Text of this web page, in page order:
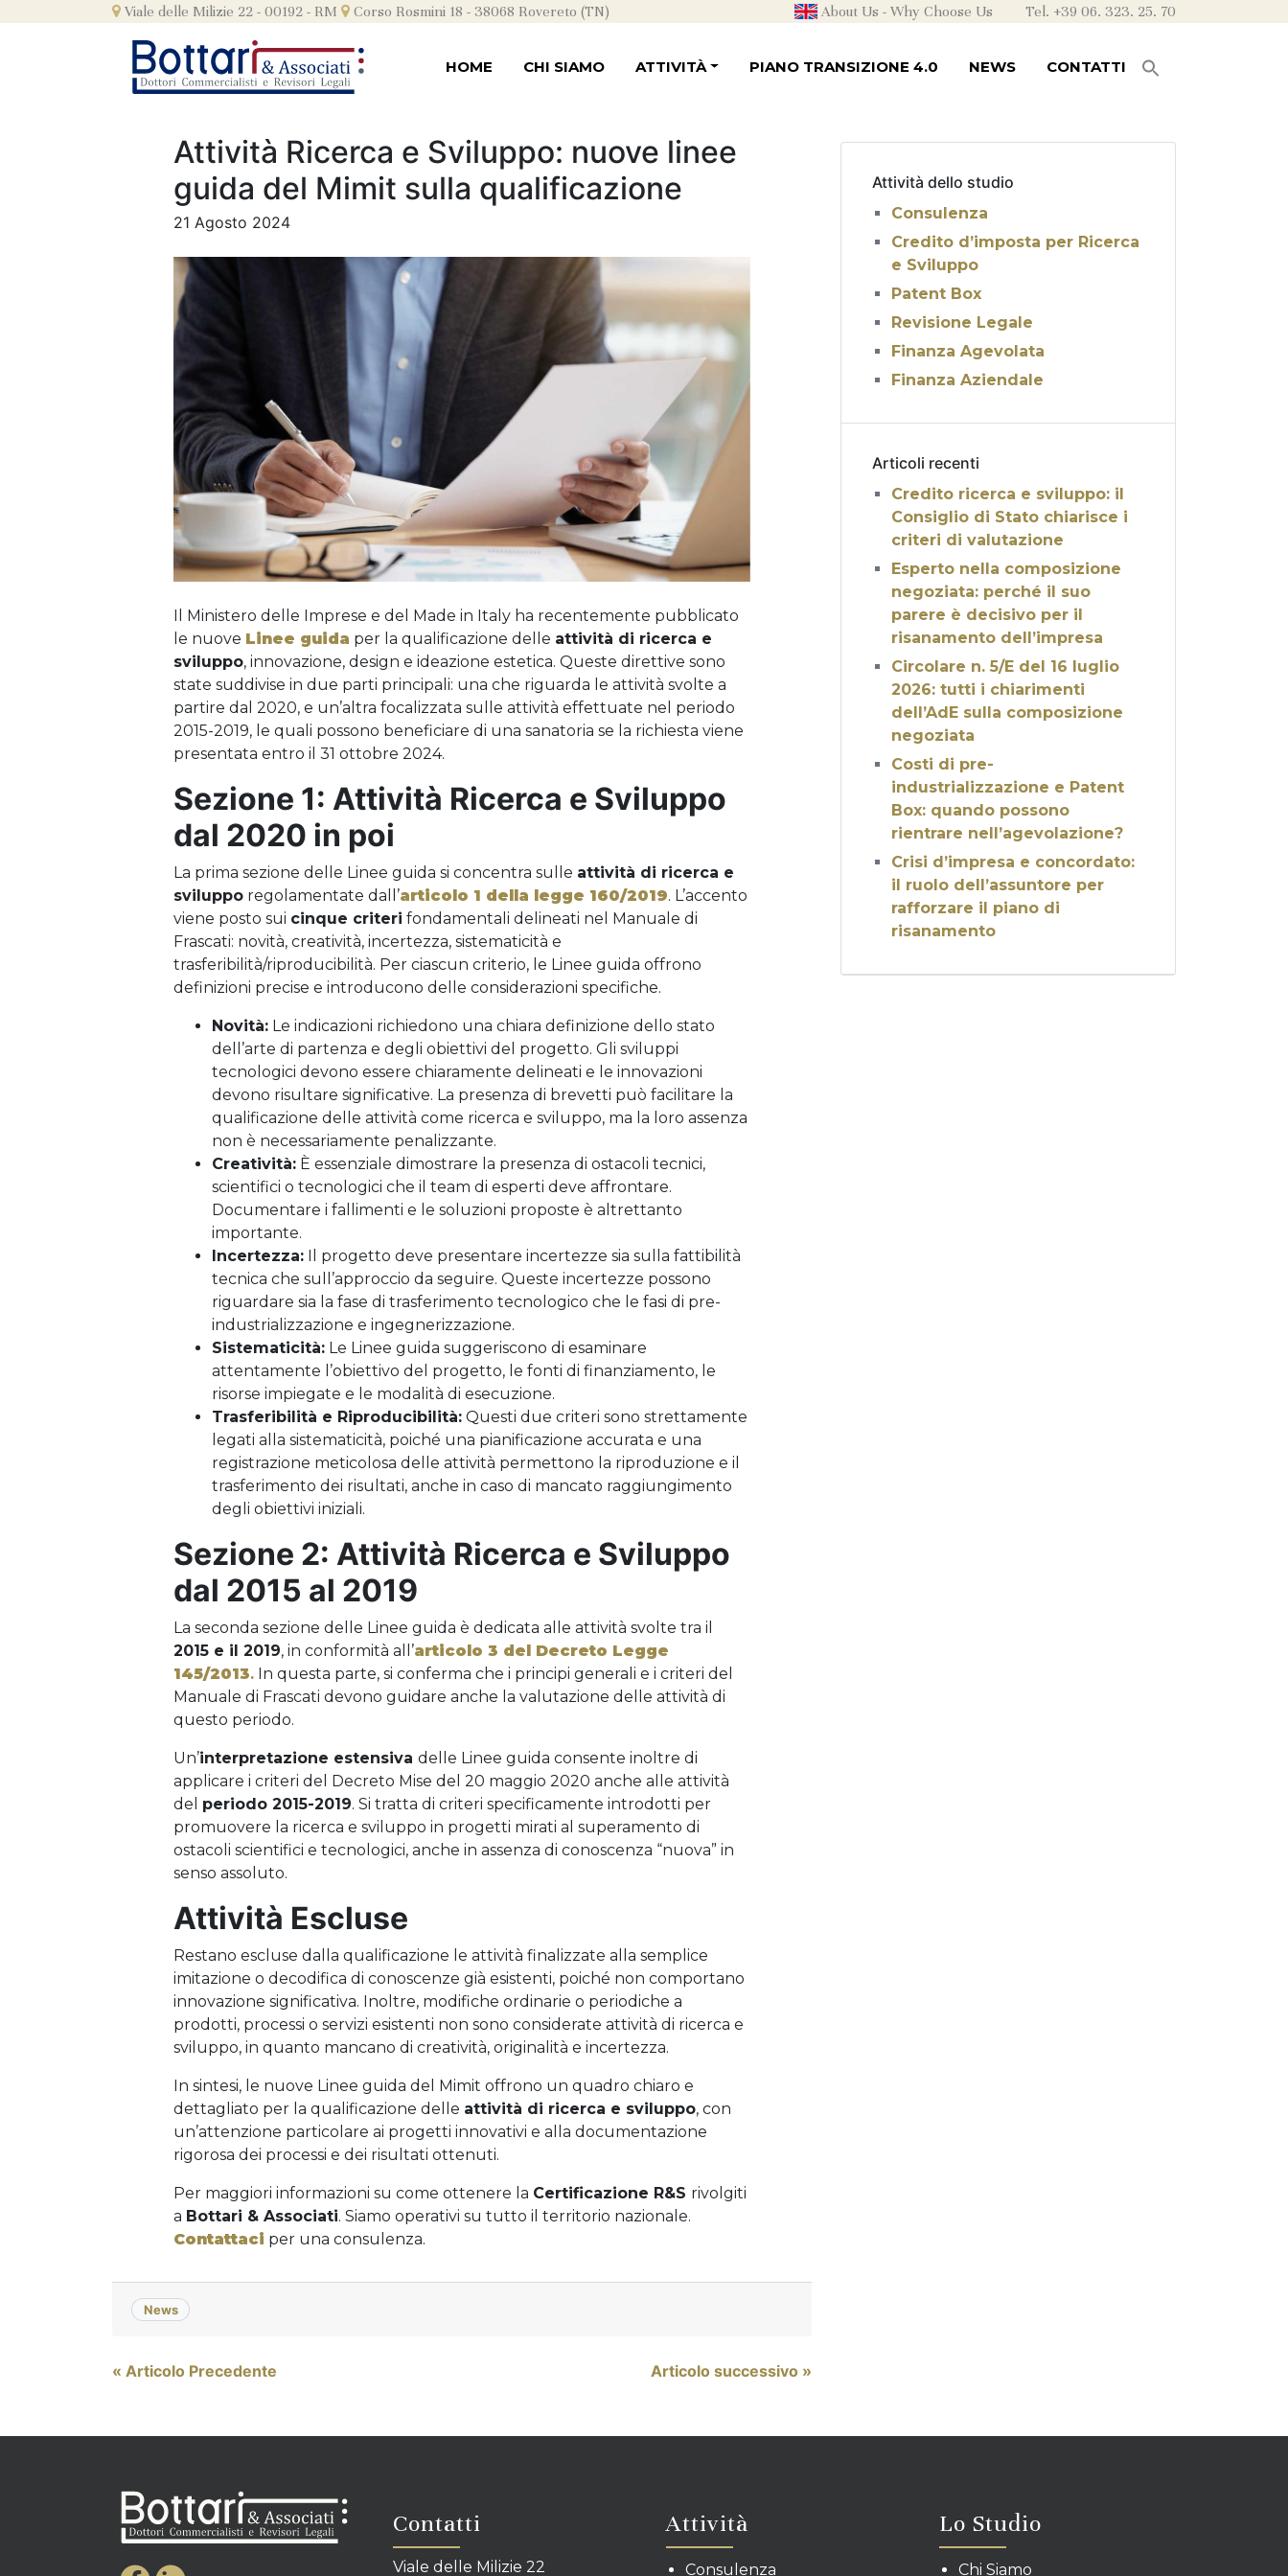
Viale delle Milizie 22 - 00192 - RM Corso Rosmini 18 - 38068 Rovereto (TN) About Us - Why Choose Us Tel. +39 06. 323. 25. 70
HOME CHI SIAMO ATTIVITÀ PIANO TRANSIZIONE 4.0 NEWS CONTATTI
Attività Ricerca e Sviluppo: nuove linee
guida del Mimit sulla qualificazione
21 Agosto 2024
Il Ministero delle Imprese e del Made in Italy ha recentemente pubblicato
le nuove Linee guida per la qualificazione delle attività di ricerca e
sviluppo, innovazione, design e ideazione estetica. Queste direttive sono
state suddivise in due parti principali: una che riguarda le attività svolte a
partire dal 2020, e un’altra focalizzata sulle attività effettuate nel periodo
2015-2019, le quali possono beneficiare di una sanatoria se la richiesta viene
presentata entro il 31 ottobre 2024.
Sezione 1: Attività Ricerca e Sviluppo
dal 2020 in poi
La prima sezione delle Linee guida si concentra sulle attività di ricerca e
sviluppo regolamentate dall’articolo 1 della legge 160/2019. L’accento
viene posto sui cinque criteri fondamentali delineati nel Manuale di
Frascati: novità, creatività, incertezza, sistematicità e
trasferibilità/riproducibilità. Per ciascun criterio, le Linee guida offrono
definizioni precise e introducono delle considerazioni specifiche.
Novità: Le indicazioni richiedono una chiara definizione dello stato
dell’arte di partenza e degli obiettivi del progetto. Gli sviluppi
tecnologici devono essere chiaramente delineati e le innovazioni
devono risultare significative. La presenza di brevetti può facilitare la
qualificazione delle attività come ricerca e sviluppo, ma la loro assenza
non è necessariamente penalizzante.
Creatività: È essenziale dimostrare la presenza di ostacoli tecnici,
scientifici o tecnologici che il team di esperti deve affrontare.
Documentare i fallimenti e le soluzioni proposte è altrettanto
importante.
Incertezza: Il progetto deve presentare incertezze sia sulla fattibilità
tecnica che sull’approccio da seguire. Queste incertezze possono
riguardare sia la fase di trasferimento tecnologico che le fasi di pre-
industrializzazione e ingegnerizzazione.
Sistematicità: Le Linee guida suggeriscono di esaminare
attentamente l’obiettivo del progetto, le fonti di finanziamento, le
risorse impiegate e le modalità di esecuzione.
Trasferibilità e Riproducibilità: Questi due criteri sono strettamente
legati alla sistematicità, poiché una pianificazione accurata e una
registrazione meticolosa delle attività permettono la riproduzione e il
trasferimento dei risultati, anche in caso di mancato raggiungimento
degli obiettivi iniziali.
Sezione 2: Attività Ricerca e Sviluppo
dal 2015 al 2019
La seconda sezione delle Linee guida è dedicata alle attività svolte tra il
2015 e il 2019, in conformità all’articolo 3 del Decreto Legge
145/2013. In questa parte, si conferma che i principi generali e i criteri del
Manuale di Frascati devono guidare anche la valutazione delle attività di
questo periodo.
Un’interpretazione estensiva delle Linee guida consente inoltre di
applicare i criteri del Decreto Mise del 20 maggio 2020 anche alle attività
del periodo 2015-2019. Si tratta di criteri specificamente introdotti per
promuovere la ricerca e sviluppo in progetti mirati al superamento di
ostacoli scientifici e tecnologici, anche in assenza di conoscenza “nuova” in
senso assoluto.
Attività Escluse
Restano escluse dalla qualificazione le attività finalizzate alla semplice
imitazione o decodifica di conoscenze già esistenti, poiché non comportano
innovazione significativa. Inoltre, modifiche ordinarie o periodiche a
prodotti, processi o servizi esistenti non sono considerate attività di ricerca e
sviluppo, in quanto mancano di creatività, originalità e incertezza.
In sintesi, le nuove Linee guida del Mimit offrono un quadro chiaro e
dettagliato per la qualificazione delle attività di ricerca e sviluppo, con
un’attenzione particolare ai progetti innovativi e alla documentazione
rigorosa dei processi e dei risultati ottenuti.
Per maggiori informazioni su come ottenere la Certificazione R&S rivolgiti
a Bottari & Associati. Siamo operativi su tutto il territorio nazionale.
Contattaci per una consulenza.
News
Navigazione
« Articolo Precedente Articolo successivo »
Attività dello studio
Consulenza
Credito d’imposta per Ricerca
e Sviluppo
Patent Box
Revisione Legale
Finanza Agevolata
Finanza Aziendale
Articoli recenti
Credito ricerca e sviluppo: il
Consiglio di Stato chiarisce i
criteri di valutazione
Esperto nella composizione
negoziata: perché il suo
parere è decisivo per il
risanamento dell’impresa
Circolare n. 5/E del 16 luglio
2026: tutti i chiarimenti
dell’AdE sulla composizione
negoziata
Costi di pre-
industrializzazione e Patent
Box: quando possono
rientrare nell’agevolazione?
Crisi d’impresa e concordato:
il ruolo dell’assuntore per
rafforzare il piano di
risanamento
Contatti
Viale delle Milizie 22
Attività
Consulenza
Lo Studio
Chi Siamo